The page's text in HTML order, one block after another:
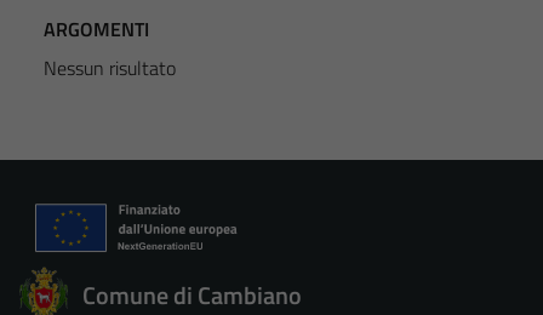
ARGOMENTI
Nessun risultato
Comune di Cambiano